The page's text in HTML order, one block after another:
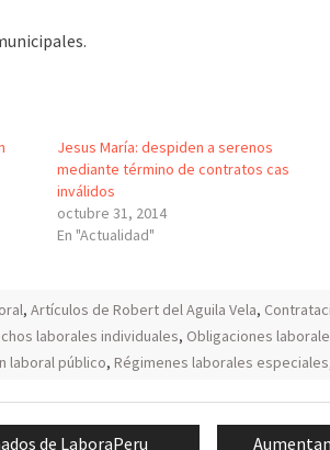
Jesus María: despiden a serenos
mediante término de contratos cas
inválidos
octubre 31, 2014
En "Actualidad"
, Artículos de Robert del Aguila Vela,
laborales individuales, Obligaciones
laboral público, Régimenes laborales especiales
de LaboraPeru Next